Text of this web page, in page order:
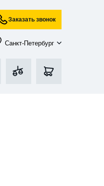
Заказать звонок
Санкт-Петербург